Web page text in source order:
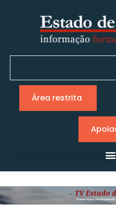
Área restrita